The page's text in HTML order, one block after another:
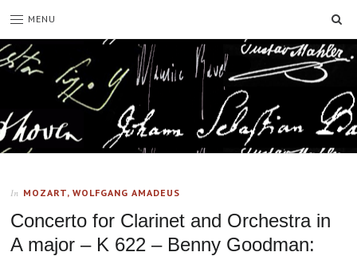
MENU
In MOZART, WOLFGANG AMADEUS
Concerto for Clarinet and Orchestra in
A major – K 622 – Benny Goodman: